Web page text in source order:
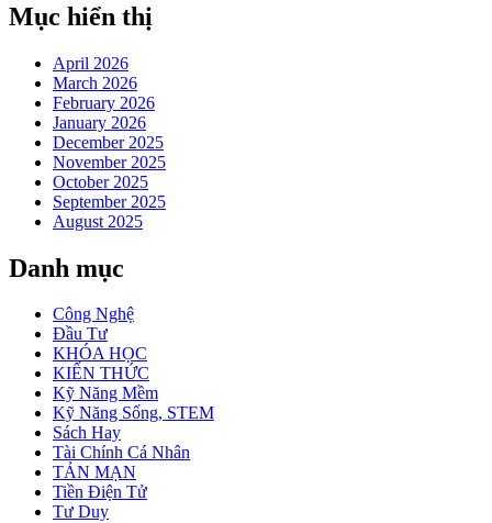
Mục hiển thị
April 2026
March 2026
February 2026
January 2026
December 2025
November 2025
October 2025
September 2025
August 2025
Danh mục
Công Nghệ
Đầu Tư
KHÓA HỌC
KIẾN THỨC
Kỹ Năng Mềm
Kỹ Năng Sống, STEM
Sách Hay
Tài Chính Cá Nhân
TẢN MẠN
Tiền Điện Tử
Tư Duy